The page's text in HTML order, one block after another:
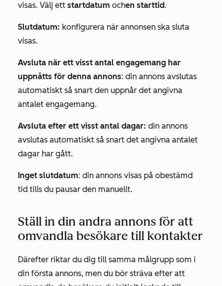
visas. Välj ett startdatum ochen starttid.
Slutdatum: konfigurera när annonsen ska sluta
visas.
Avsluta när ett visst antal engagemang har
uppnåtts för denna annons: din annons avslutas
automatiskt så snart den uppnår det angivna
antalet engagemang.
Avsluta efter ett visst antal dagar: din annons
avslutas automatiskt så snart det angivna antalet
dagar har gått.
Inget slutdatum: din annons visas på obestämd
tid tills du pausar den manuellt.
Ställ in din andra annons för att
omvandla besökare till kontakter
Därefter riktar du dig till samma målgrupp som i
din första annons, men du bör sträva efter att